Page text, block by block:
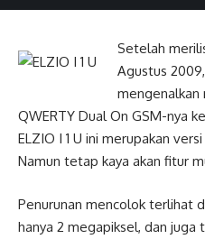
Setelah
Agustus
QWERTY Dual On GSM-nya
ELZIO I 1 U ini merupakan
Namun tetap kaya akan fitur
Penurunan mencolok terlihat
hanya 2 megapiksel, dan juga